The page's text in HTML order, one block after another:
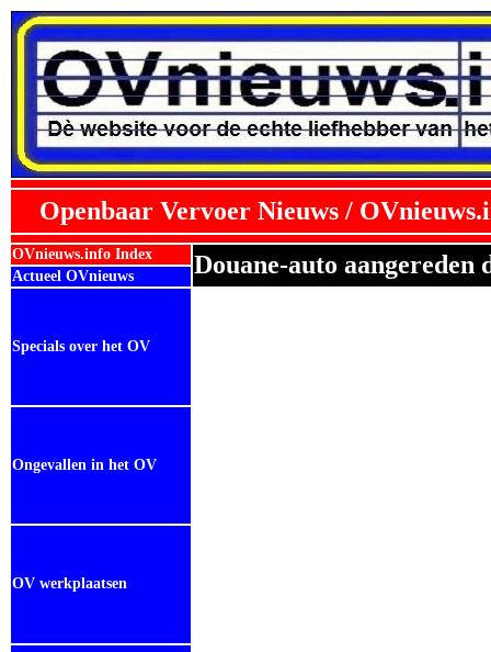
Openbaar Vervoer Nieuws /
OVnieuws.info Index Douane-auto
Actueel OVnieuws
Specials over het OV
Ongevallen in het OV
OV werkplaatsen